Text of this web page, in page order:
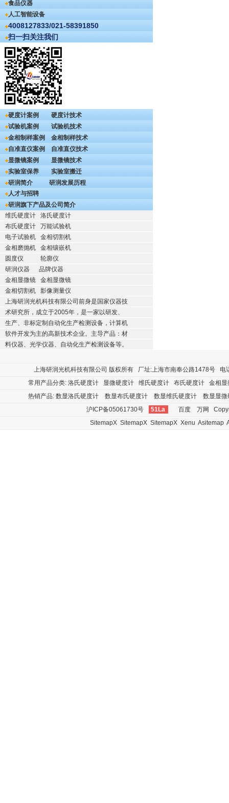
食品仪器
人工智能设备
4008127833/021-58391850
扫一扫关注我们
硬度计案例
硬度计技术
试验机案例
试验机技术
金相制样案例
金相制样技术
自准直仪案例
自准直仪技术
显微镜案例
显微镜技术
实验室保养
实验室搬迁
研润简介
研润发展历程
人才与招聘
研润旗下产品及公司简介
维氏硬度计
洛氏硬度计
布氏硬度计
万能试验机
电子试验机
金相切割机
金相磨抛机
金相镶嵌机
圆度仪
轮廓仪
研润仪器
品牌仪器
金相显微镜
金相显微镜
金相切割机
影像测量仪
上海研润光机科技有限公司前身是国家仪器技
术研究所，成立于2005年，是一家以研发、
生产、非标定制自动化生产检测设备，计算机
软件开发为主的高新技术企业。主导产品：材
料仪器、光学仪器、自动化生产检测设备等。
上海研润光机科技有限公司 版权所有 厂址:上海市南奉公路1478号
常用产品分类: 洛氏硬度计 显微硬度计 维氏硬度计 布氏硬度计
金相显
热销产品: 数显洛氏硬度计 数显布氏硬度计 数显维氏硬度计
数显显微
沪ICP备05061730号
51La 百度 万网
SitemapX SitemapX SitemapX Xenu Asitemap